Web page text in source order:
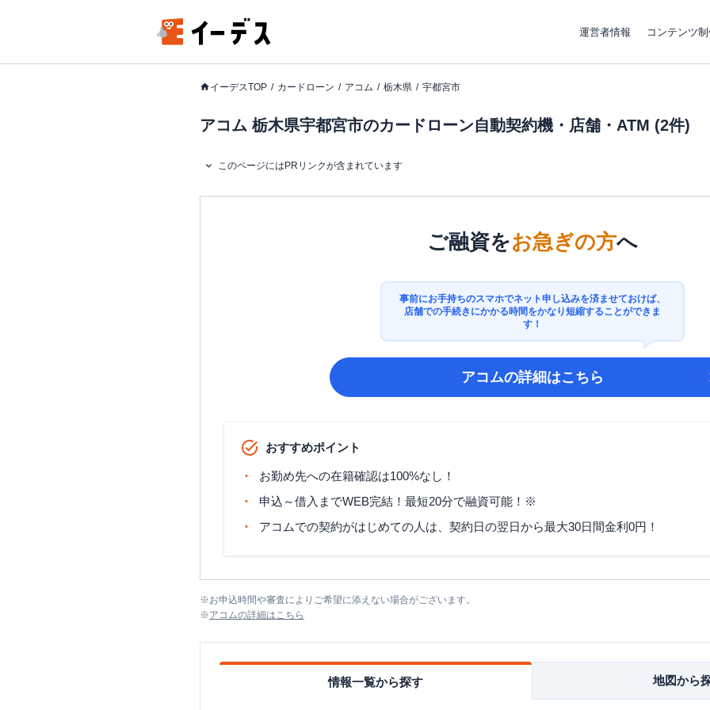
運営者情報 コンテンツ
イーデスTOP カードローン アコム 栃木県 宇都宮市
アコム 栃木県宇都宮市のカードローン自動契約機・店舗・ATM (2件)
このページにはPRリンクが含まれています
ご融資をお急ぎの方へ
事前にお手持ちのスマホでネット申し込みを済ませておけば、
店舗での手続きにかかる時間をかなり短縮することができま
す！
アコムの詳細はこちら
おすすめポイント
お勤め先への在籍確認は100%なし！
申込～借入までWEB完結！最短20分で融資可能！※
アコムでの契約がはじめての人は、契約日の翌日から最大30日間金利0円！
※お申込時間や審査によりご希望に添えない場合がございます。
※アコムの詳細はこちら
情報一覧から探す 地図から